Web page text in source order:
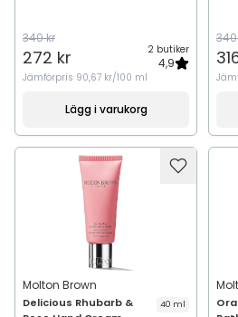
340 kr
272 kr 2 butiker
4,9
Jämförpris 90,67 kr/100 ml
Lägg i varukorg
Molton Brown
Delicious Rhubarb &
40 ml